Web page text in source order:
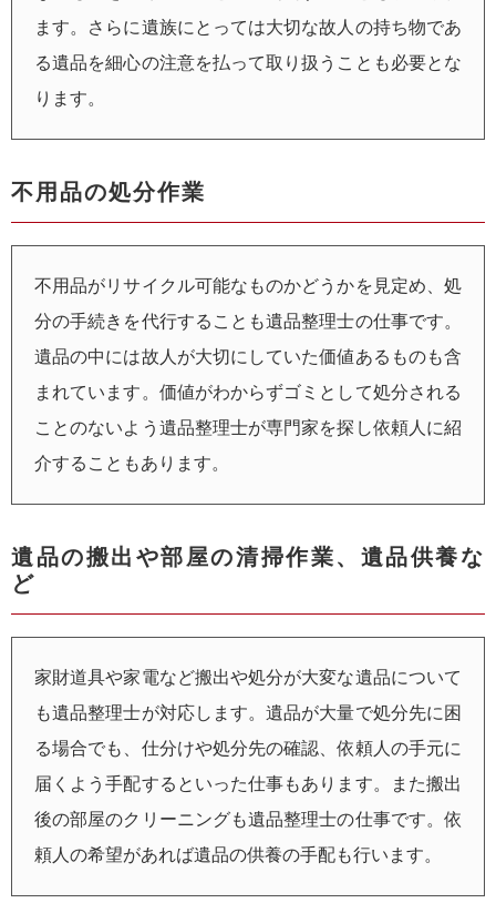
ます。さらに遺族にとっては大切な故人の持ち物であ
る遺品を細心の注意を払って取り扱うことも必要とな
ります。
不用品の処分作業
不用品がリサイクル可能なものかどうかを見定め、処
分の手続きを代行することも遺品整理士の仕事です。
遺品の中には故人が大切にしていた価値あるものも含
まれています。価値がわからずゴミとして処分される
ことのないよう遺品整理士が専門家を探し依頼人に紹
介することもあります。
遺品の搬出や部屋の清掃作業、遺品供養な
ど
家財道具や家電など搬出や処分が大変な遺品について
も遺品整理士が対応します。遺品が大量で処分先に困
る場合でも、仕分けや処分先の確認、依頼人の手元に
届くよう手配するといった仕事もあります。また搬出
後の部屋のクリーニングも遺品整理士の仕事です。依
頼人の希望があれば遺品の供養の手配も行います。